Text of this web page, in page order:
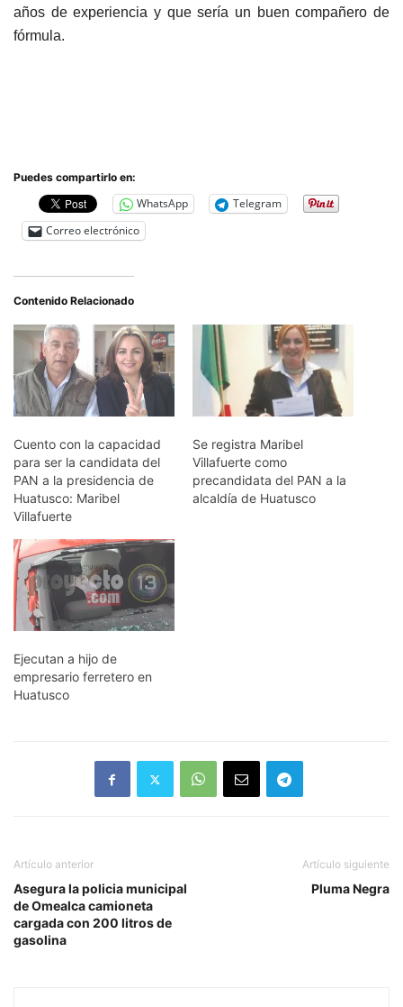
años de experiencia y que sería un buen compañero de
fórmula.
Puedes compartirlo en:
WhatsApp
Telegram
Correo electrónico
Contenido Relacionado
Cuento con la capacidad
para ser la candidata del
PAN a la presidencia de
Huatusco: Maribel
Villafuerte
Se registra Maribel
Villafuerte como
precandidata del PAN a la
alcaldía de Huatusco
Ejecutan a hijo de
empresario ferretero en
Huatusco
Artículo anterior
Asegura la policia municipal
de Omealca camioneta
cargada con 200 litros de
gasolina
Artículo siguiente
Pluma Negra